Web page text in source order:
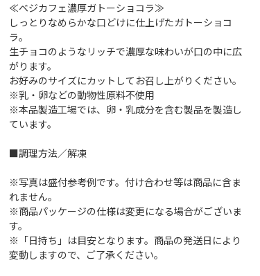
≪ベジカフェ濃厚ガトーショコラ≫
しっとりなめらかな口どけに仕上げたガトーショコ
ラ。
生チョコのようなリッチで濃厚な味わいが口の中に広
がります。
お好みのサイズにカットしてお召し上がりください。
※乳・卵などの動物性原料不使用
※本品製造工場では、卵・乳成分を含む製品を製造し
ています。
■調理方法／解凍
※写真は盛付参考例です。付け合わせ等は商品に含ま
れません。
※商品パッケージの仕様は変更になる場合がございま
す。
※「日持ち」は目安となります。商品の発送日により
変動しますので、ご了承ください。